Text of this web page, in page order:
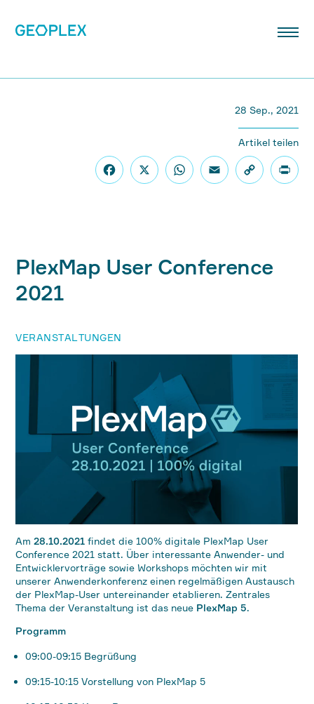
VERANSTALTUNGEN
PlexMap User Conference
2021
Am28.10.2021 findet die 100% digitale PlexMap User
Conference 2021 statt. Über interessante Anwender- und
Entwicklervorträge sowie Workshops möchten wir mit
unserer Anwenderkonferenz einen regelmäßigen Austausch
der PlexMap-User untereinander etablieren. Zentrales
Thema der Veranstaltung ist das neue PlexMap 5.
Programm
09:00-09:15 Begrüßung
09:15-10:15 Vorstellung von PlexMap 5
28 Sep., 2021
Artikel teilen